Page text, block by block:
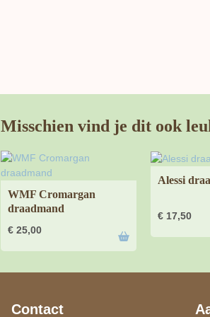
Misschien vind je dit ook
WMF Cromargan
draadmand
€ 25,00
Alessi
€ 17,50
Contact